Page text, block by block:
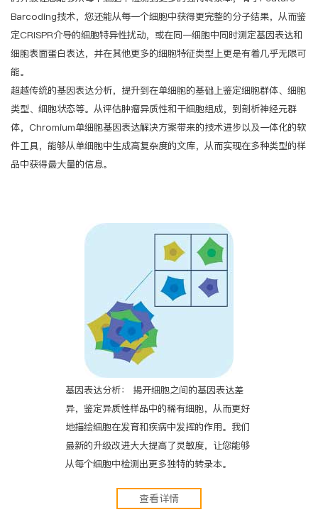
Barcoding技术，您还能从每一个细胞中获得更完整的分子结果，从而鉴
定CRISPR介导的细胞特异性扰动，或在同一细胞中同时测定基因表达和
细胞表面蛋白表达，并在其他更多的细胞特征类型上更是有着几乎无限可
能。
超越传统的基因表达分析，提升到在单细胞的基础上鉴定细胞群体、细胞
类型、细胞状态等。从评估肿瘤异质性和干细胞组成，到剖析神经元群
体，Chromium单细胞基因表达解决方案带来的技术进步以及一体化的软
件工具，能够从单细胞中生成高复杂度的文库，从而实现在多种类型的样
品中获得最大量的信息。
基因表达分析： 揭开细胞之间的基因表达差
异，鉴定异质性样品中的稀有细胞，从而更好
地描绘细胞在发育和疾病中发挥的作用。我们
最新的升级改进大大提高了灵敏度，让您能够
从每个细胞中检测出更多独特的转录本。
查看详情